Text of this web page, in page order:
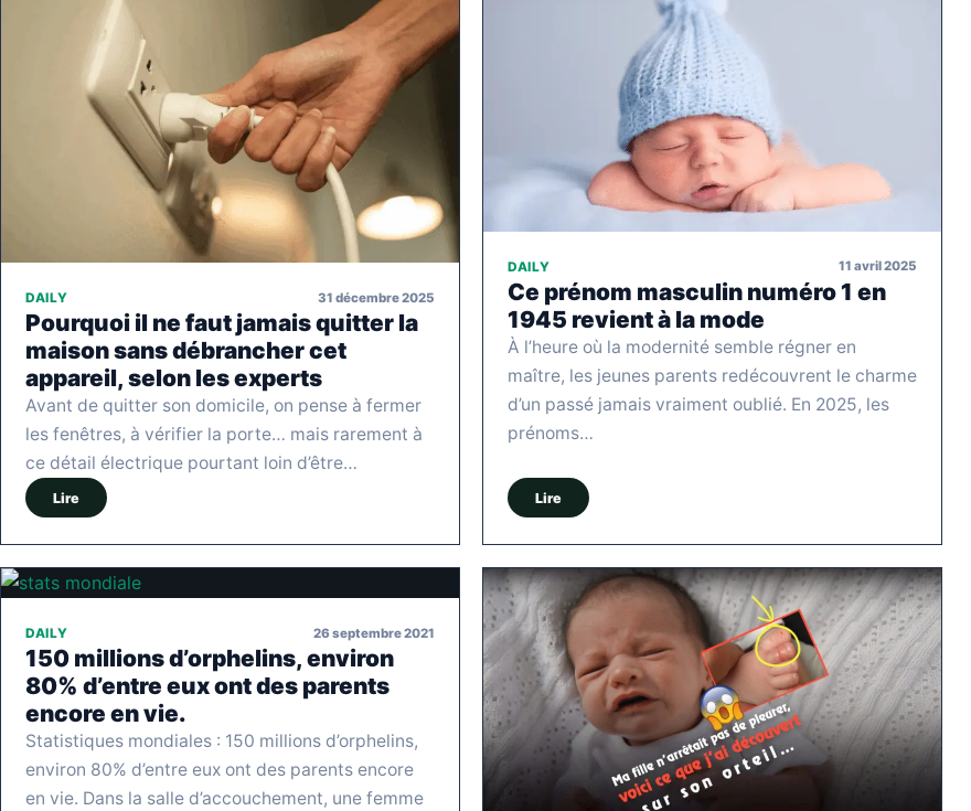
DAILY 31 décembre 2025
Pourquoi il ne faut jamais quitter la
maison sans débrancher cet
appareil, selon les experts
Avant de quitter son domicile, on pense à fermer
les fenêtres, à vérifier la porte… mais rarement à
ce détail électrique pourtant loin d’être…
Lire
DAILY 11 avril 2025
Ce prénom masculin numéro 1 en
1945 revient à la mode
À l’heure où la modernité semble régner en
maître, les jeunes parents redécouvrent le charme
d’un passé jamais vraiment oublié. En 2025, les
prénoms…
Lire
DAILY 26 septembre 2021
150 millions d’orphelins, environ
80% d’entre eux ont des parents
encore en vie.
Statistiques mondiales : 150 millions d’orphelins,
environ 80% d’entre eux ont des parents encore
en vie. Dans la salle d’accouchement, une femme